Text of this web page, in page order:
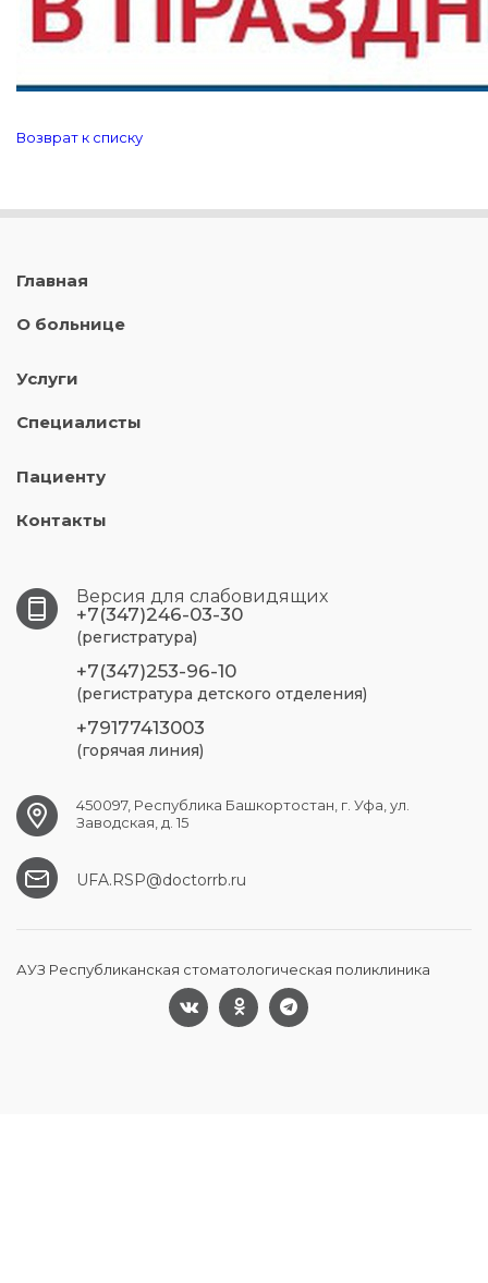
Возврат к списку
Главная
О больнице
Услуги
Специалисты
Пациенту
Контакты
Версия для слабовидящих
+7(347)246-03-30
(регистратура)
+7(347)253-96-10
(регистратура детского отделения)
+79177413003
(горячая линия)
450097, Республика Башкортостан, г. Уфа, ул.
Заводская, д. 15
UFA.RSP@doctorrb.ru
АУЗ Республиканская стоматологическая поликлиника